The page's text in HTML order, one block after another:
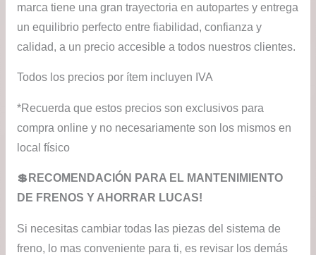
marca tiene una gran trayectoria en autopartes y entrega
un equilibrio perfecto entre fiabilidad, confianza y
calidad, a un precio accesible a todos nuestros clientes.
Todos los precios por ítem incluyen IVA
*Recuerda que estos precios son exclusivos para
compra online y no necesariamente son los mismos en
local físico
💲RECOMENDACIÓN PARA EL MANTENIMIENTO
DE FRENOS Y AHORRAR LUCAS!
Si necesitas cambiar todas las piezas del sistema de
freno, lo mas conveniente para ti, es revisar los demás